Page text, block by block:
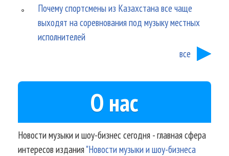
Почему спортсмены из Казахстана все чаще
выходят на соревнования под музыку местных
исполнителей
все
О нас
Новости музыки и шоу-бизнес сегодня - главная сфера
интересов издания"Новости музыки и шоу-бизнеса